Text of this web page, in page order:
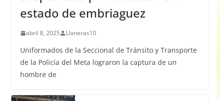
estado de embriaguez
abril 8, 2025 Llaneras10
Uniformados de la Seccional de Tránsito y Transporte
de la Policía del Meta lograron la captura de un
hombre de